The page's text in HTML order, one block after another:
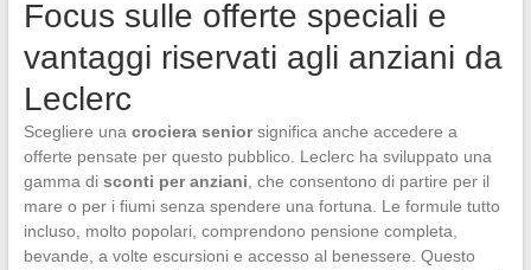
Focus sulle offerte speciali e
vantaggi riservati agli anziani da
Leclerc
Scegliere una crociera seniorsignifica anche accedere a
offerte pensate per questo pubblico. Leclerc ha sviluppato una
gamma di sconti per anziani , che consentono di partire per il
mare o per i fiumi senza spendere una fortuna. Le formule tutto
incluso, molto popolari, comprendono pensione completa,
bevande, a volte escursioni e accesso al benessere. Questo